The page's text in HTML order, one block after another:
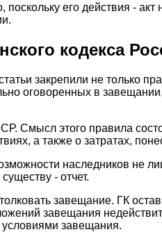
его действия -
кодекса
закрепили не только
оговоренных в
Смысл этого правила
а также о затратах,
наследников не
- отчет.
завещание. ГК
завещания
завещания.